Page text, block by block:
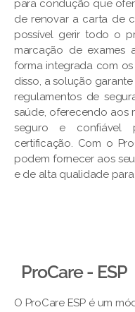
para condução que
de renovar a carta de
possível gerir todo o
marcação de exames
forma integrada com os
disso, a solução
regulamentos de
saúde, oferecendo aos
seguro e confiável
certificação. Com o
podem fornecer aos
e de alta qualidade
ProCare - ESP
O ProCare ESP é um